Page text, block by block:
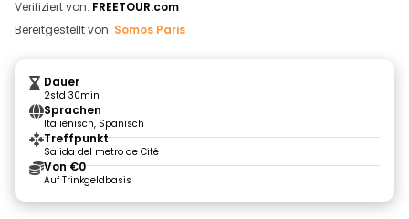
Verifiziert von: FREETOUR.com
Bereitgestellt von: Somos Paris
Dauer
2std 30min
Sprachen
Italienisch, Spanisch
Treffpunkt
Salida del metro de Cité
Von €0
Auf Trinkgeldbasis